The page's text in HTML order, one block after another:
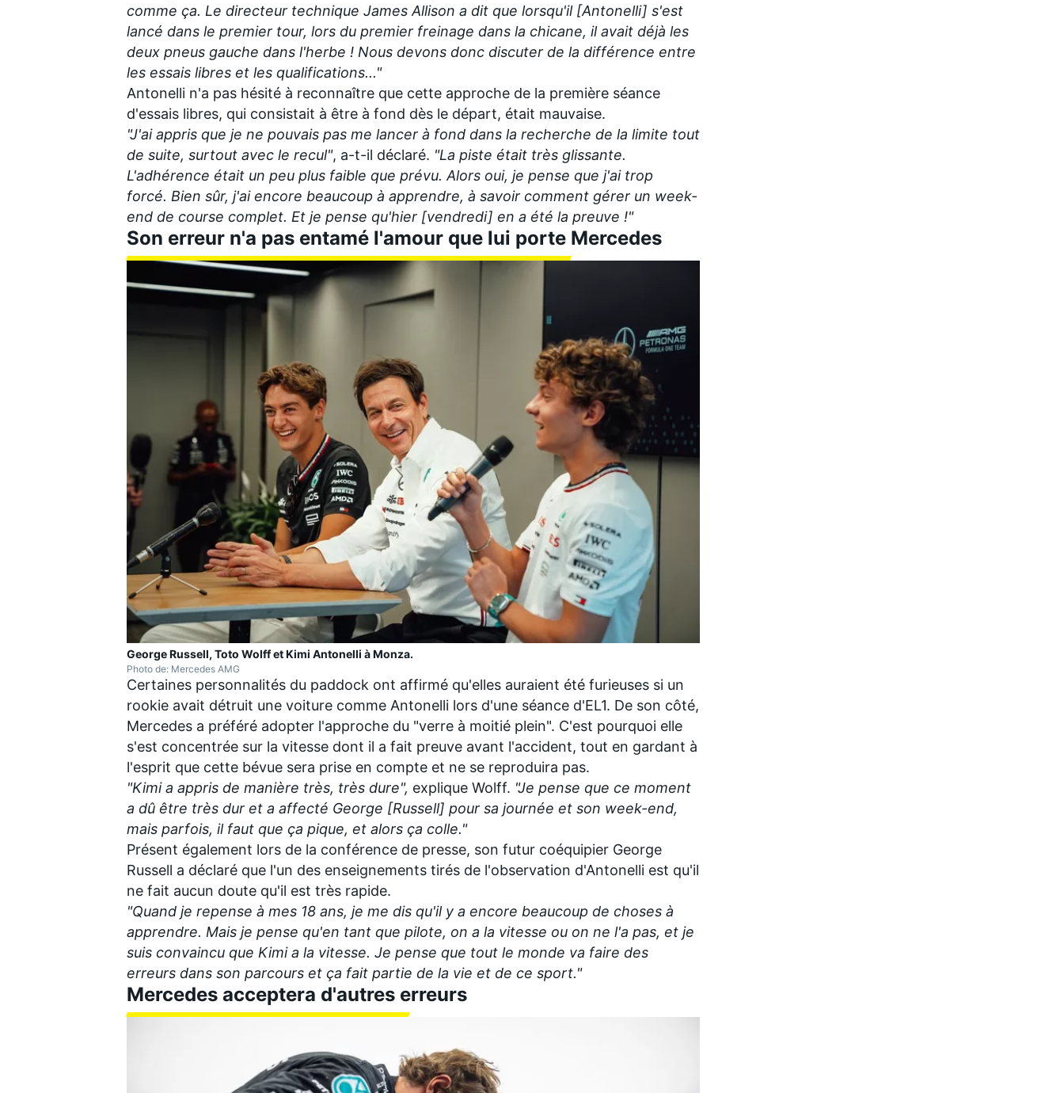
AUTRES CHAMPIONNATS
comme ça. Le directeur technique James Allison a dit que lorsqu'il [Antonelli] s'est
lancé dans le premier tour, lors du premier freinage dans la chicane, il avait déjà les
deux pneus gauche dans l'herbe ! Nous devons donc discuter de la différence entre
les essais libres et les qualifications..."
Antonelli n'a pas hésité à reconnaître que cette approche de la première séance
d'essais libres, qui consistait à être à fond dès le départ, était mauvaise.
"J'ai appris que je ne pouvais pas me lancer à fond dans la recherche de la limite tout
de suite, surtout avec le recul", a-t-il déclaré. "La piste était très glissante.
L'adhérence était un peu plus faible que prévu. Alors oui, je pense que j'ai trop
forcé. Bien sûr, j'ai encore beaucoup à apprendre, à savoir comment gérer un week-
end de course complet. Et je pense qu'hier [vendredi] en a été la preuve !"
Son erreur n'a pas entamé l'amour que lui porte Mercedes
George Russell, Toto Wolff et Kimi Antonelli à Monza.
Photo de: Mercedes AMG
Certaines personnalités du paddock ont affirmé qu'elles auraient été furieuses si un
rookie avait détruit une voiture comme Antonelli lors d'une séance d'EL1. De son côté,
Mercedes a préféré adopter l'approche du "verre à moitié plein". C'est pourquoi elle
s'est concentrée sur la vitesse dont il a fait preuve avant l'accident, tout en gardant à
l'esprit que cette bévue sera prise en compte et ne se reproduira pas.
"Kimi a appris de manière très, très dure", explique Wolff. "Je pense que ce moment
a dû être très dur et a affecté George [Russell] pour sa journée et son week-end,
mais parfois, il faut que ça pique, et alors ça colle."
Présent également lors de la conférence de presse, son futur coéquipier George
Russell a déclaré que l'un des enseignements tirés de l'observation d'Antonelli est qu'il
ne fait aucun doute qu'il est très rapide.
"Quand je repense à mes 18 ans, je me dis qu'il y a encore beaucoup de choses à
apprendre. Mais je pense qu'en tant que pilote, on a la vitesse ou on ne l'a pas, et je
suis convaincu que Kimi a la vitesse. Je pense que tout le monde va faire des
erreurs dans son parcours et ça fait partie de la vie et de ce sport."
Mercedes acceptera d'autres erreurs